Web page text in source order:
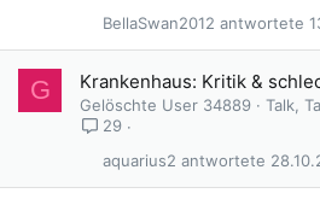
BellaSwan2012
G Krankenhaus: Kritik &
Gelöschte User 34889
Talk,
29
aquarius2